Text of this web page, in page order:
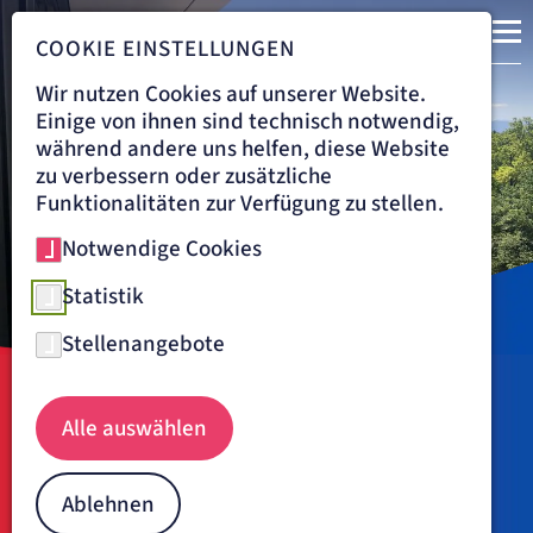
Das Krankenhaus des 21. Jahrhunderts
Benedictus Krankenhaus Feldafing
Navigationspfad
BENEDICTUS KRANKENHAUS FELDAFING
Benedictus Krankenhaus
Feldafing: Spitzenmedizin am
COOKIE EINSTELLUNGEN
Wir nutzen Cookies auf unserer Website.
Einige von ihnen sind technisch notwendig,
während andere uns helfen, diese Website
zu verbessern oder zusätzliche
Funktionalitäten zur Verfügung zu stellen.
Notwendige Cookies
Statistik
Stellenangebote
Alle auswählen
Ablehnen